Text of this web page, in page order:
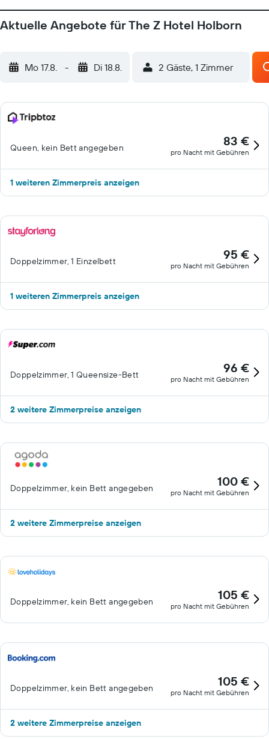
Anfrage angeboten.
Aktuelle Angebote für The Z Hotel Holborn
Mo 17.8. - Di 18.8. 2 Gäste, 1 Zimmer
Queen, kein Bett angegeben 83 €
pro Nacht mit Gebühren
1 weiteren Zimmerpreis anzeigen
Doppelzimmer, 1 Einzelbett 95 €
pro Nacht mit Gebühren
1 weiteren Zimmerpreis anzeigen
Doppelzimmer, 1 Queensize-Bett 96 €
pro Nacht mit Gebühren
2 weitere Zimmerpreise anzeigen
Doppelzimmer, kein Bett angegeben 100 €
pro Nacht mit Gebühren
2 weitere Zimmerpreise anzeigen
Doppelzimmer, kein Bett angegeben 105 €
pro Nacht mit Gebühren
Doppelzimmer, kein Bett angegeben 105 €
pro Nacht mit Gebühren
2 weitere Zimmerpreise anzeigen